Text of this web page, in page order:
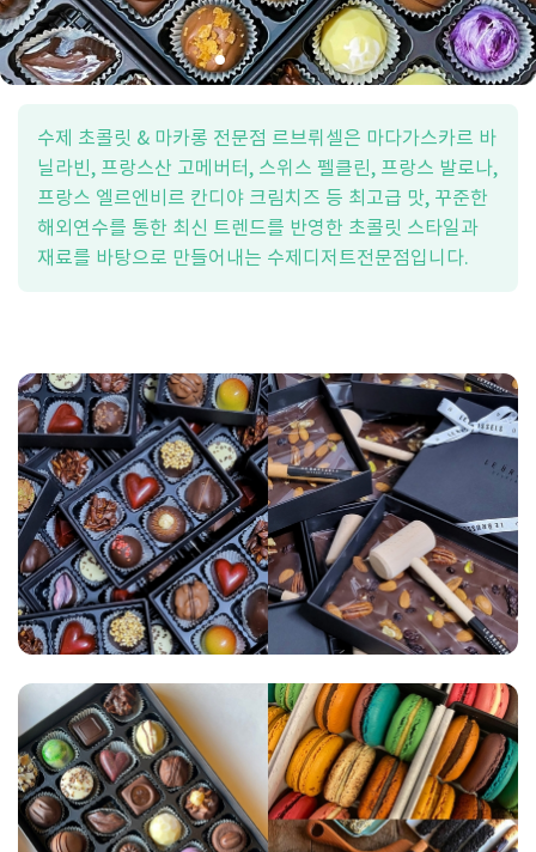
수제 초콜릿 & 마카롱 전문점 르브뤼셀은 마다가스카르 바
닐라빈, 프랑스산 고메버터, 스위스 펠클린, 프랑스 발로나,
프랑스 엘르엔비르 칸디야 크림치즈 등 최고급 맛, 꾸준한
해외연수를 통한 최신 트렌드를 반영한 초콜릿 스타일과
재료를 바탕으로 만들어내는 수제디저트전문점입니다.